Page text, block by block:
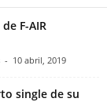
F-AIR
- 10 abril, 2019
single de su